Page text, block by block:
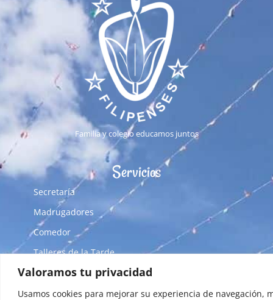
Valoramos tu privacidad
Usamos cookies para mejorar su experiencia de navegación,
Familia y colegio educamos juntos
Servicios
Secretaría
Madrugadores
Comedor
Talleres de la Tarde
Uniforme